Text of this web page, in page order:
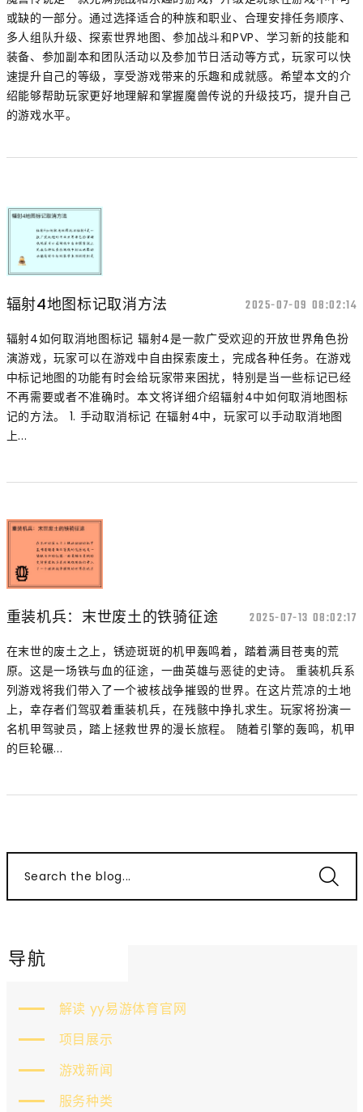
或缺的一部分。通过选择适合的种族和职业、合理安排任务顺序、
多人组队升级、探索世界地图、参加战斗和PVP、学习新的技能和
装备、参加副本和团队活动以及参加节日活动等方式，玩家可以快
速提升自己的等级，享受游戏带来的乐趣和成就感。希望本文的介
绍能够帮助玩家更好地理解和掌握魔兽传说的升级技巧，提升自己
的游戏水平。
辐射4地图标记取消方法 2025-07-09 08:02:14
辐射4如何取消地图标记 辐射4是一款广受欢迎的开放世界角色扮
演游戏，玩家可以在游戏中自由探索废土，完成各种任务。在游戏
中标记地图的功能有时会给玩家带来困扰，特别是当一些标记已经
不再需要或者不准确时。本文将详细介绍辐射4中如何取消地图标
记的方法。 1. 手动取消标记 在辐射4中，玩家可以手动取消地图
上...
重装机兵：末世废土的铁骑征途 2025-07-13 08:02:17
在末世的废土之上，锈迹斑斑的机甲轰鸣着，踏着满目苍夷的荒
原。这是一场铁与血的征途，一曲英雄与恶徒的史诗。 重装机兵系
列游戏将我们带入了一个被核战争摧毁的世界。在这片荒凉的土地
上，幸存者们驾驭着重装机兵，在残骸中挣扎求生。玩家将扮演一
名机甲驾驶员，踏上拯救世界的漫长旅程。 随着引擎的轰鸣，机甲
的巨轮碾...
Search the blog...
导航
解读 yy易游体育官网
项目展示
游戏新闻
服务种类